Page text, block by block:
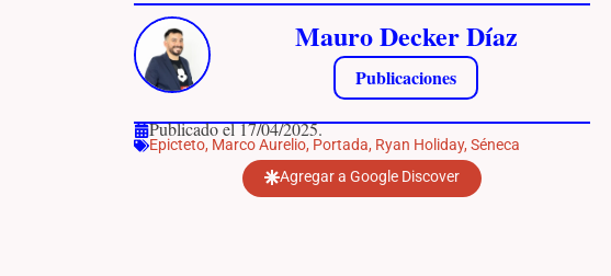
Mauro Decker Díaz
Publicaciones
Publicado el 17/04/2025.
Epicteto, Marco Aurelio, Portada, Ryan Holiday, Séneca
Agregar a Google Discover